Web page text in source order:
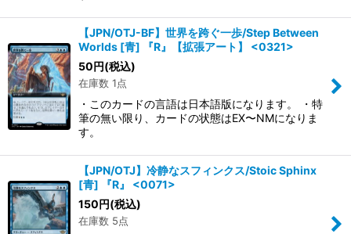
【JPN/OTJ-BF】世界を跨ぐ一歩/Step Between
Worlds [青] 『R』【拡張アート】 <0321>
50円(税込)
在庫数 1点
・このカードの言語は日本語版になります。 ・特
筆の無い限り、カードの状態はEX〜NMになりま
す。
【JPN/OTJ】冷静なスフィンクス/Stoic Sphinx
[青] 『R』 <0071>
150円(税込)
在庫数 5点